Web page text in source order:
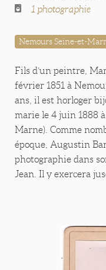
1 photographie
Nemours Seine-et-
Fils d’un peintre,
février 1851 à
ans, il est horloger
marie le 4 juin 1888
Marne). Comme
époque, Augustin
photographie dans
Jean. Il y exercera